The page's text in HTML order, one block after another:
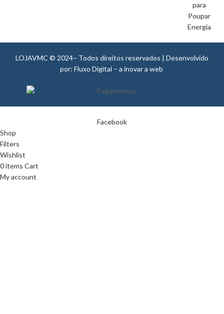
para
Poupar
Energia
LOJAVMC © 2024– Todos direitos reservados | Desenvolvido
por: Fluxo Digital – a inovar a web
Facebook
Shop
Filters
Wishlist
0items Cart
My account